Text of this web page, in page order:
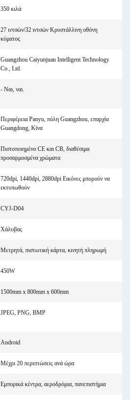
350 κιλά
27 ιντσών/32 ιντσών Κρυστάλλινη οθόνη
κύματος
Guangzhou Caiyunjuan Intelligent Technology
Co., Ltd.
- Ναι, ναι.
Περιφέρεια Panyu, πόλη Guangzhou, επαρχία
Guangdong, Κίνα
Πιστοποιημένο CE και CB, διαθέσιμα
προσαρμοσμένα χρώματα
720dpi, 1440dpi, 2880dpi Εικόνες μπορούν να
εκτυπωθούν
CYJ-D04
Χάλυβας
Μετρητά, πιστωτική κάρτα, κινητή πληρωμή
450W
1500mm x 800mm x 600mm
JPEG, PNG, BMP
Android
Μέχρι 20 περιπτώσεις ανά ώρα
Εμπορικά κέντρα, αεροδρόμια, πανεπιστήμια